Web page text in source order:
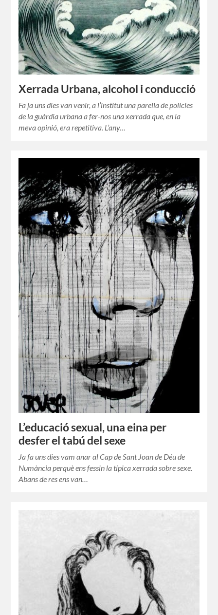
Xerrada Urbana, alcohol i conducció
Fa ja uns dies van venir, a l’institut una parella de policies
de la guàrdia urbana a fer-nos una xerrada que, en la
meva opinió, era repetitiva. L’any…
L’educació sexual, una eina per
desfer el tabú del sexe
Ja fa uns dies vam anar al Cap de Sant Joan de Déu de
Numància perquè ens fessin la típica xerrada sobre sexe.
Abans de res ens van…